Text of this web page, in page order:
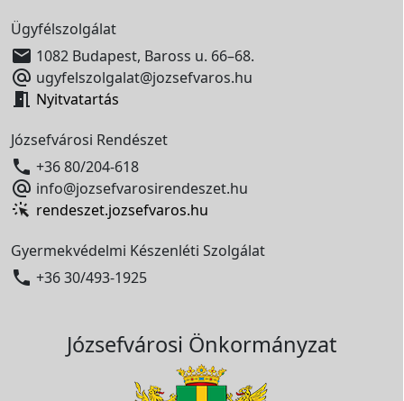
Ügyfélszolgálat
 1082 Budapest, Baross u. 66–68.
 ugyfelszolgalat@jozsefvaros.hu
 Nyitvatartás
Józsefvárosi Rendészet
 +36 80/204-618
 info@jozsefvarosirendeszet.hu
rendeszet.jozsefvaros.hu
Gyermekvédelmi Készenléti Szolgálat
 +36 30/493-1925
Józsefvárosi Önkormányzat